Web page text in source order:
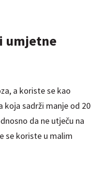
umjetne
a koriste se kao
koja sadrži manje od 20
da ne utječu na
se koriste u malim